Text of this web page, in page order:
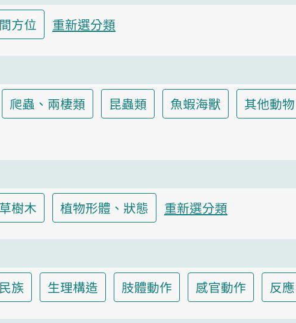
方位 重新選分類
爬蟲、兩棲類 昆蟲類 魚蝦海獸 其他動物
樹木 植物形體、狀態 重新選分類
族 生理構造 肢體動作 感官動作 反